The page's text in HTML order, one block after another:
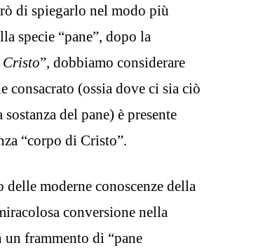
di spiegarlo nel modo più
specie “pane”, dopo la
Cristo”, dobbiamo considerare
consacrato (ossia dove ci sia ciò
del pane) è presente
“corpo di Cristo”.
moderne conoscenze della
conversione nella
frammento di “pane